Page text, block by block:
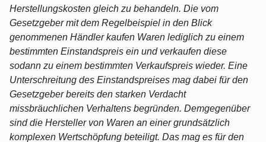
Herstellungskosten gleich zu behandeln. Die vom
Gesetzgeber mit dem Regelbeispiel in den Blick
genommenen Händler kaufen Waren lediglich zu einem
bestimmten Einstandspreis ein und verkaufen diese
sodann zu einem bestimmten Verkaufspreis wieder. Eine
Unterschreitung des Einstandspreises mag dabei für den
Gesetzgeber bereits den starken Verdacht
missbräuchlichen Verhaltens begründen. Demgegenüber
sind die Hersteller von Waren an einer grundsätzlich
komplexen Wertschöpfung beteiligt. Das mag es für den